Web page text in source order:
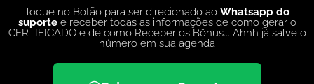
Toque no Botão para ser direcionado ao Whatsapp do
suportee receber todas as informações de como gerar o
CERTIFICADO e de como Receber os Bônus... Ahhh já salve o
número em sua agenda